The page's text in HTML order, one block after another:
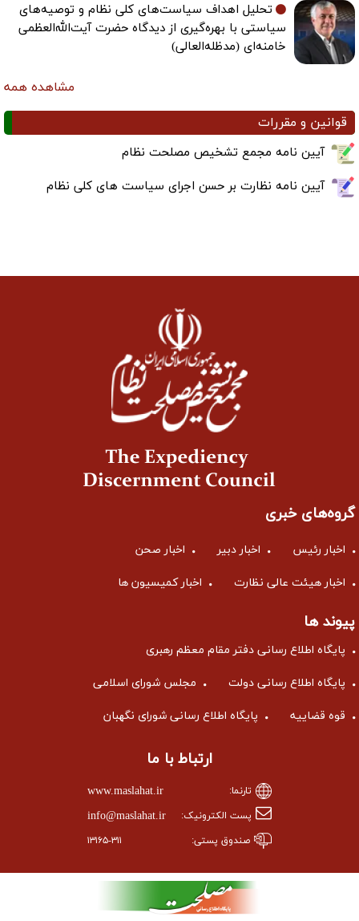
تحلیل اهداف سیاست‌های کلی نظام و توصیه‌های
سیاستی با بهره‌گیری از دیدگاه حضرت آیت‌الله‌العظمی
خامنه‌ای (مدظله‌العالی)
مشاهده همه
قوانین و مقررات
آیین نامه مجمع تشخیص مصلحت نظام
آیین نامه نظارت بر حسن اجرای سیاست های کلی نظام
گروه‌های خبری
اخبار رئیس اخبار دبیر اخبار صحن
اخبار هیئت عالی نظارت اخبار کمیسیون ها
پیوند ها
پایگاه اطلاع رسانی دفتر مقام معظم رهبری
پایگاه اطلاع رسانی دولت مجلس شورای اسلامی
قوه قضاییه پایگاه اطلاع رسانی شورای نگهبان
ارتباط با ما
تارنما: www.maslahat.ir
پست الکترونیک: info@maslahat.ir
صندوق پستی: ۱۳۱۶۵-۳۱۱